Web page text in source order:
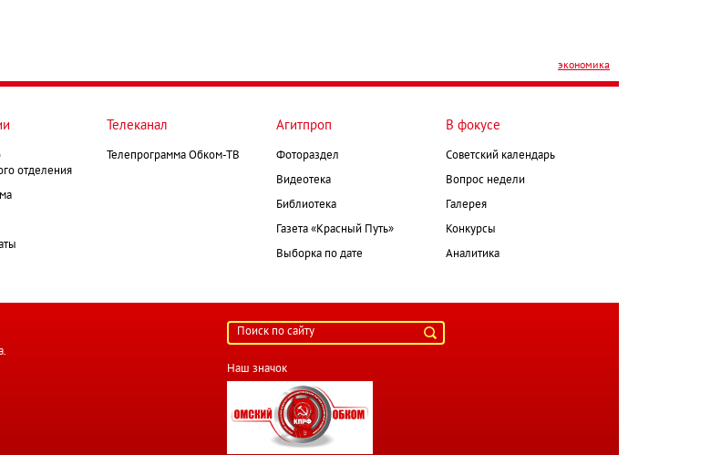
экономика
отделения
Телеканал
Телепрограмма Обком-ТВ
Агитпроп
Фотораздел
Видеотека
Библиотека
Газета «Красный Путь»
Выборка по дате
В фокусе
Советский календарь
Вопрос недели
Галерея
Конкурсы
Аналитика
Наш значок